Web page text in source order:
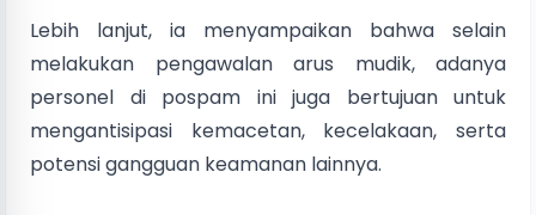
Lebih lanjut, ia menyampaikan bahwa selain
melakukan pengawalan arus mudik, adanya
personel di pospam ini juga bertujuan untuk
mengantisipasi kemacetan, kecelakaan, serta
potensi gangguan keamanan lainnya.